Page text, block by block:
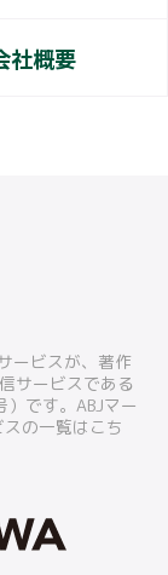
社概要
ービスが、著作
サービスである
です。ABJマー
の一覧はこち